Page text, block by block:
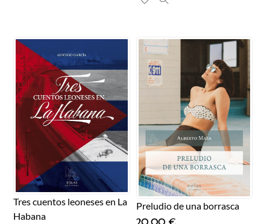
Tres cuentos leoneses en La
Habana
Preludio de una borrasca
20,00 €